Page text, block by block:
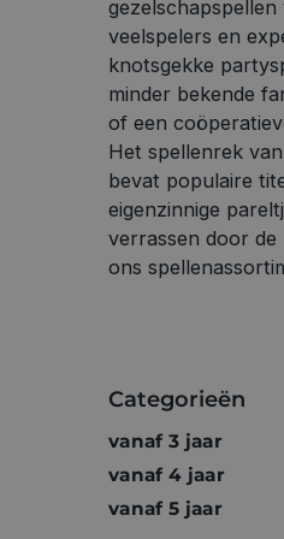
gezelschapspellen
veelspelers en
knotsgekke
minder bekende
of een
Het spellenrek
bevat populaire
eigenzinnige
verrassen door de
ons
Categorieën
vanaf 3 jaar
vanaf 4 jaar
vanaf 5 jaar